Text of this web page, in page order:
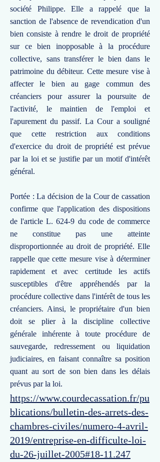
société Philippe. Elle a rappelé que la
sanction de l'absence de revendication d'un
bien consiste à rendre le droit de propriété
sur ce bien inopposable à la procédure
collective, sans transférer le bien dans le
patrimoine du débiteur. Cette mesure vise à
affecter le bien au gage commun des
créanciers pour assurer la poursuite de
l'activité, le maintien de l'emploi et
l'apurement du passif. La Cour a souligné
que cette restriction aux conditions
d'exercice du droit de propriété est prévue
par la loi et se justifie par un motif d'intérêt
général.
Portée : La décision de la Cour de cassation
confirme que l'application des dispositions
de l'article L. 624-9 du code de commerce
ne constitue pas une atteinte
disproportionnée au droit de propriété. Elle
rappelle que cette mesure vise à déterminer
rapidement et avec certitude les actifs
susceptibles d'être appréhendés par la
procédure collective dans l'intérêt de tous les
créanciers. Ainsi, le propriétaire d'un bien
doit se plier à la discipline collective
générale inhérente à toute procédure de
sauvegarde, redressement ou liquidation
judiciaires, en faisant connaître sa position
quant au sort de son bien dans les délais
prévus par la loi.
https://www.courdecassation.fr/pu
blications/bulletin-des-arrets-des-
chambres-civiles/numero-4-avril-
2019/entreprise-en-difficulte-loi-
du-26-juillet-2005#18-11.247